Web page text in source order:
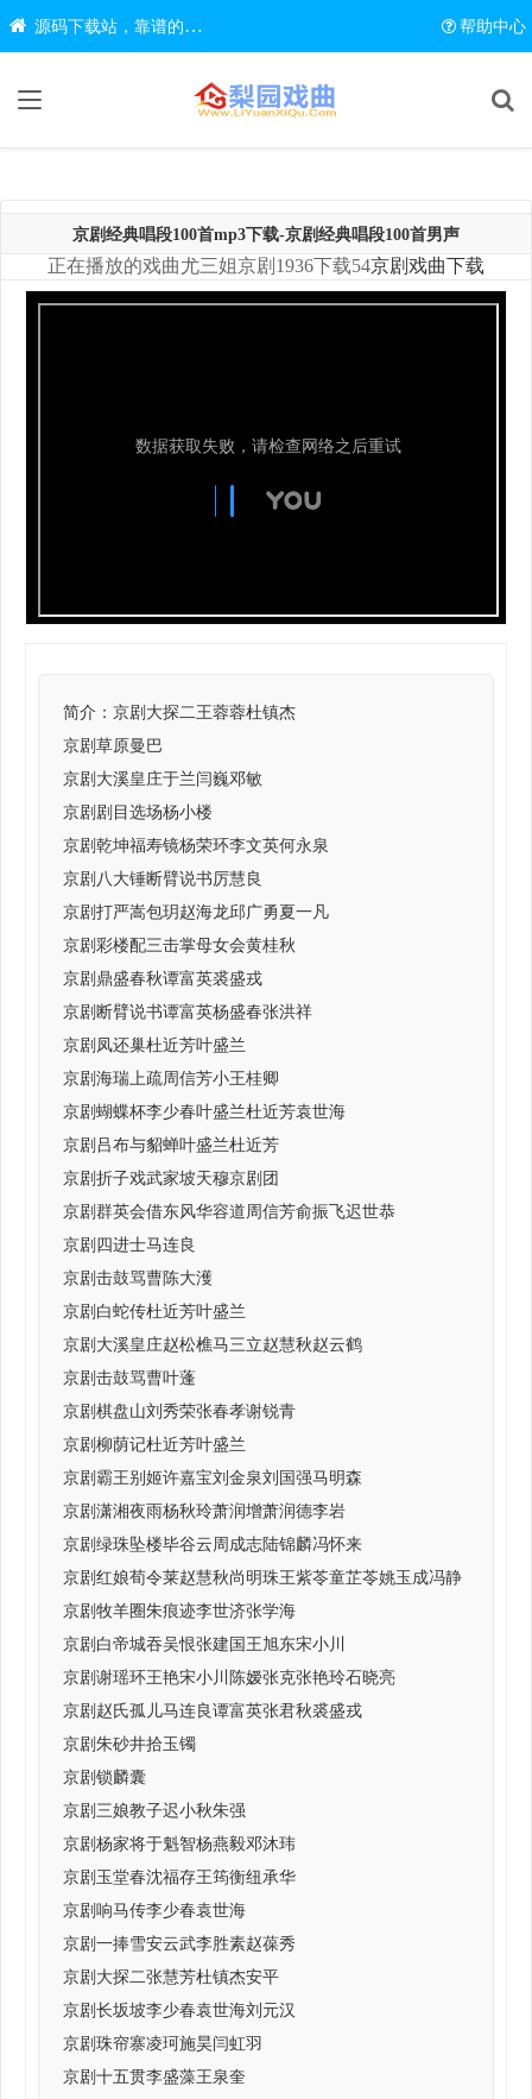
源码下载站，靠谱的源码在线下载网站 帮助中心
京剧经典唱段100首mp3下载-京剧经典唱段100首男声
正在播放的戏曲尤三姐京剧1936下载54京剧戏曲下载
简介： 京剧大探二王蓉蓉杜镇杰
京剧草原曼巴
京剧大溪皇庄于兰闫巍邓敏
京剧剧目选场杨小楼
京剧乾坤福寿镜杨荣环李文英何永泉
京剧八大锤断臂说书厉慧良
京剧打严嵩包玥赵海龙邱广勇夏一凡
京剧彩楼配三击掌母女会黄桂秋
京剧鼎盛春秋谭富英裘盛戎
京剧断臂说书谭富英杨盛春张洪祥
京剧凤还巢杜近芳叶盛兰
京剧海瑞上疏周信芳小王桂卿
京剧蝴蝶杯李少春叶盛兰杜近芳袁世海
京剧吕布与貂蝉叶盛兰杜近芳
京剧折子戏武家坡天穆京剧团
京剧群英会借东风华容道周信芳俞振飞迟世恭
京剧四进士马连良
京剧击鼓骂曹陈大濩
京剧白蛇传杜近芳叶盛兰
京剧大溪皇庄赵松樵马三立赵慧秋赵云鹤
京剧击鼓骂曹叶蓬
京剧棋盘山刘秀荣张春孝谢锐青
京剧柳荫记杜近芳叶盛兰
京剧霸王别姬许嘉宝刘金泉刘国强马明森
京剧潇湘夜雨杨秋玲萧润增萧润德李岩
京剧绿珠坠楼毕谷云周成志陆锦麟冯怀来
京剧红娘荀令莱赵慧秋尚明珠王紫苓童芷苓姚玉成冯静
京剧牧羊圈朱痕迹李世济张学海
京剧白帝城吞吴恨张建国王旭东宋小川
京剧谢瑶环王艳宋小川陈嫒张克张艳玲石晓亮
京剧赵氏孤儿马连良谭富英张君秋裘盛戎
京剧朱砂井拾玉镯
京剧锁麟囊
京剧三娘教子迟小秋朱强
京剧杨家将于魁智杨燕毅邓沐玮
京剧玉堂春沈福存王筠衡纽承华
京剧响马传李少春袁世海
京剧一捧雪安云武李胜素赵葆秀
京剧大探二张慧芳杜镇杰安平
京剧长坂坡李少春袁世海刘元汉
京剧珠帘寨凌珂施昊闫虹羽
京剧十五贯李盛藻王泉奎